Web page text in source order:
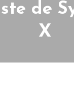
de
X